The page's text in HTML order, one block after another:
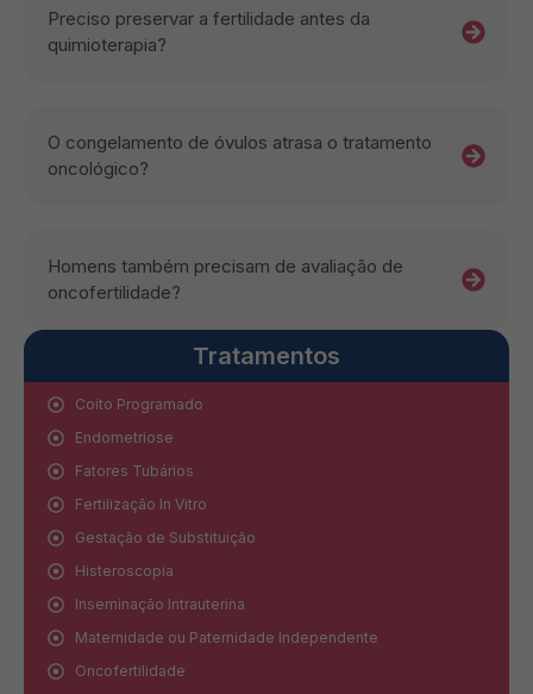
Preciso preservar a fertilidade antes da
quimioterapia?
O congelamento de óvulos atrasa o tratamento
oncológico?
Homens também precisam de avaliação de
oncofertilidade?
Tratamentos
Coito Programado
Endometriose
Fatores Tubários
Fertilização In Vitro
Gestação de Substituição
Histeroscopia
Inseminação Intrauterina
Maternidade ou Paternidade Independente
Oncofertilidade